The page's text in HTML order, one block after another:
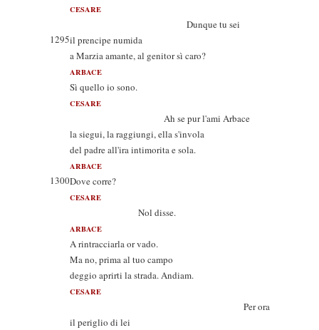
CESARE
Dunque tu sei
1295il prencipe numida
a Marzia amante, al genitor sì caro?
ARBACE
Sì quello io sono.
CESARE
Ah se pur l'ami Arbace
la siegui, la raggiungi, ella s'invola
del padre all'ira intimorita e sola.
ARBACE
1300Dove corre?
CESARE
Nol disse.
ARBACE
A rintracciarla or vado.
Ma no, prima al tuo campo
deggio aprirti la strada. Andiam.
CESARE
Per ora
il periglio di lei